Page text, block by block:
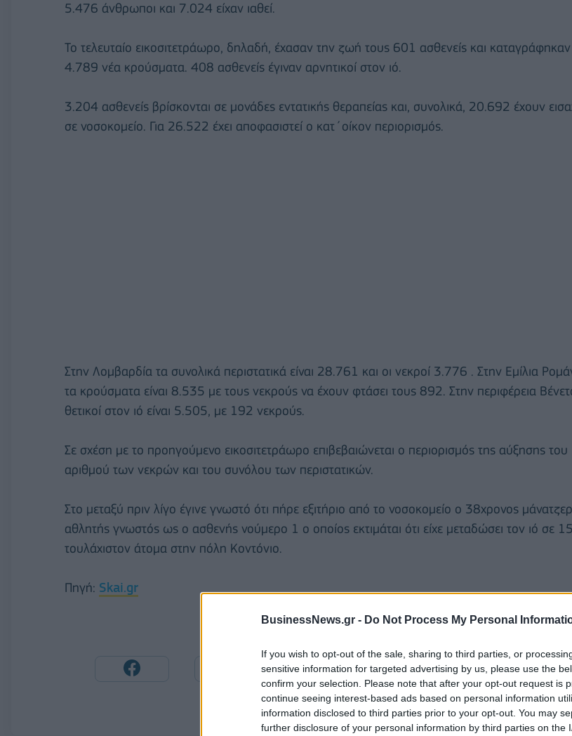
BusinessNews.gr - Do Not Process My Personal
If you wish to opt-out of the sale, sharing to third parties, or
sensitive information for targeted advertising by us, please use the
confirm your selection. Please note that after your opt-out request is
continue seeing interest-based ads based on personal information
information disclosed to third parties prior to your opt-out. You may
further disclosure of your personal information by third parties on the
5.476 άνθρωποι και 7.024 είχαν ιαθεί.
Το τελευταίο εικοσιτετράωρο, δηλαδή, έχασαν την ζωή τους 601 ασθενείς και καταγράφηκαν
4.789 νέα κρούσματα. 408 ασθενείς έγιναν αρνητικοί στον ιό.
3.204 ασθενείς βρίσκονται σε μονάδες εντατικής θεραπείας και, συνολικά, 20.692 έχουν
σε νοσοκομείο. Για 26.522 έχει αποφασιστεί ο κατ΄οίκον περιορισμός.
Στην Λομβαρδία τα συνολικά περιστατικά είναι 28.761 και οι νεκροί 3.776 . Στην Εμίλια
τα κρούσματα είναι 8.535 με τους νεκρούς να έχουν φτάσει τους 892. Στην περιφέρεια
θετικοί στον ιό είναι 5.505, με 192 νεκρούς.
Σε σχέση με το προηγούμενο εικοσιτετράωρο επιβεβαιώνεται ο περιορισμός της αύξησης του
αριθμού των νεκρών και του συνόλου των περιστατικών.
Στο μεταξύ πριν λίγο έγινε γνωστό ότι πήρε εξιτήριο από το νοσοκομείο ο 38χρονος
αθλητής γνωστός ως ο ασθενής νούμερο 1 ο οποίος εκτιμάται ότι είχε μεταδώσει τον ιό σε 15
τουλάχιστον άτομα στην πόλη Κοντόνιο.
Πηγή: Skai.gr